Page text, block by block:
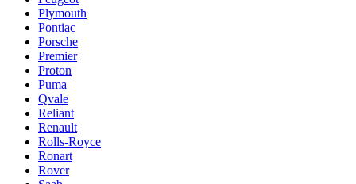
Plymouth
Pontiac
Porsche
Premier
Proton
Puma
Qvale
Reliant
Renault
Rolls-Royce
Ronart
Rover